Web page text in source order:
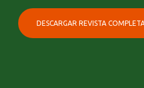
DESCARGAR REVISTA COMPLETA